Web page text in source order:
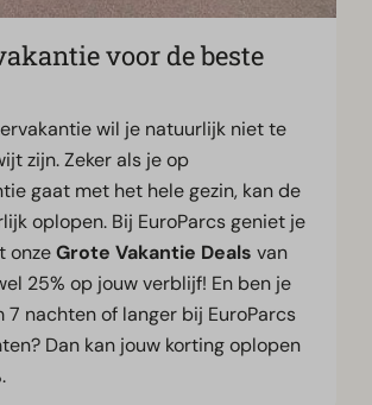
voor de beste
wil je natuurlijk niet te
zijn. Zeker als je op
gaat met het hele gezin, kan de
oplopen. Bij EuroParcs geniet je
onzeGrote Vakantie Deals van
25% op jouw verblijf! En ben je
7 nachten of langer bij EuroParcs
Dan kan jouw korting oplopen